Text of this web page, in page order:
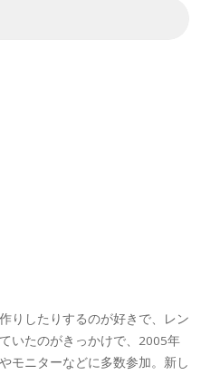
りしたりするのが好きで、レン
いたのがきっかけで、2005年
モニターなどに多数参加。新し